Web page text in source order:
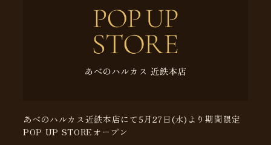
あべのハルカス近鉄本店にて5月27日(水)より期間限定
POP UP STOREオープン